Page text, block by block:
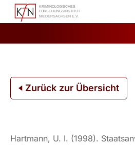
Zum
Inhalt
Zurück zur Übersicht
Hartmann, U. I. (1998).